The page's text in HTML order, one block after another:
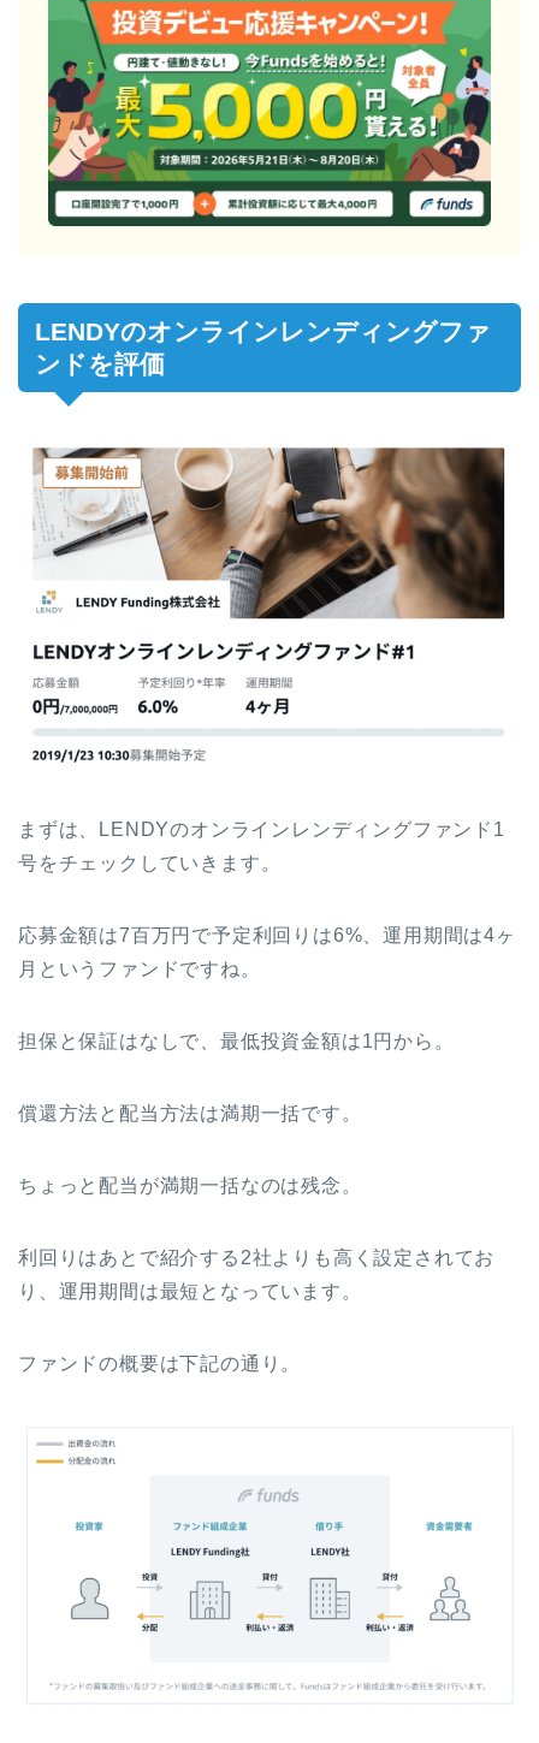
LENDYのオンラインレンディングファ
ンドを評価
まずは、LENDYのオンラインレンディングファンド1
号をチェックしていきます。
応募金額は7百万円で予定利回りは6%、運用期間は4ヶ
月というファンドですね。
担保と保証はなしで、最低投資金額は1円から。
償還方法と配当方法は満期一括です。
ちょっと配当が満期一括なのは残念。
利回りはあとで紹介する2社よりも高く設定されてお
り、運用期間は最短となっています。
ファンドの概要は下記の通り。